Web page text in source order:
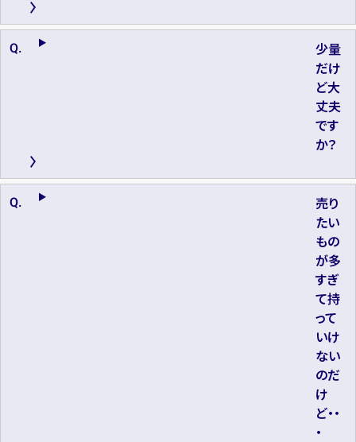
少量
だけ
ど大
丈夫
です
か？
売り
たい
もの
が多
すぎ
て持
って
いけ
ない
のだ
け
ど・・
・